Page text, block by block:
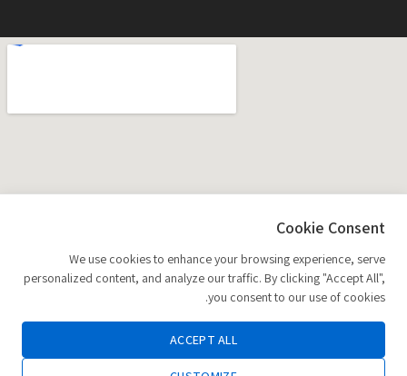
Cookie Consent
We use cookies to enhance your browsing experience, serve
personalized content, and analyze our traffic. By clicking "Accept All",
you consent to our use of cookies.
ACCEPT ALL